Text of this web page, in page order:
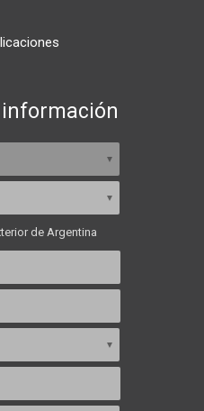
de Argentina